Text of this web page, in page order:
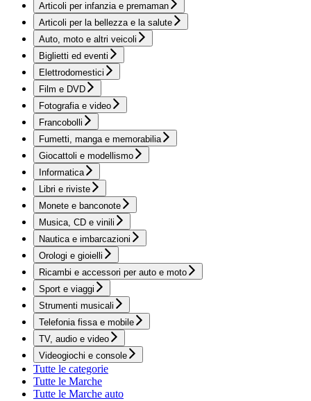
Articoli per infanzia e premaman
Articoli per la bellezza e la salute
Auto, moto e altri veicoli
Biglietti ed eventi
Elettrodomestici
Film e DVD
Fotografia e video
Francobolli
Fumetti, manga e memorabilia
Giocattoli e modellismo
Informatica
Libri e riviste
Monete e banconote
Musica, CD e vinili
Nautica e imbarcazioni
Orologi e gioielli
Ricambi e accessori per auto e moto
Sport e viaggi
Strumenti musicali
Telefonia fissa e mobile
TV, audio e video
Videogiochi e console
Tutte le categorie
Tutte le Marche
Tutte le Marche auto